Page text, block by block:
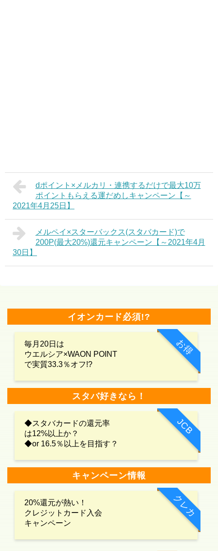
dポイント×メルカリ・連携するだけで最大10万
ポイントもらえる運だめしキャンペーン【～
2021年4月25日】
メルペイ×スターバックス(スタバカード)で
200P(最大20%)還元キャンペーン【～2021年4月
30日】
イオンカード必須!?
お得
毎月20日は
ウエルシア×WAON POINT
で実質33.3％オフ!?
スタバ好きなら！
JCB
◆スタバカードの還元率
は12%以上か？
◆or 16.5％以上を目指す？
キャンペーン情報
クレカ
20%還元が熱い！
クレジットカード入会
キャンペーン